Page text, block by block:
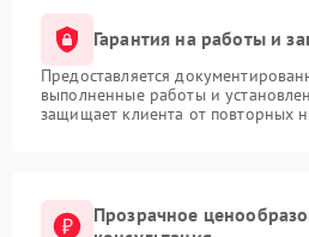
Гарантия на работы и
Предоставляется
выполненные работы и
защищает клиента от повторных
Прозрачное